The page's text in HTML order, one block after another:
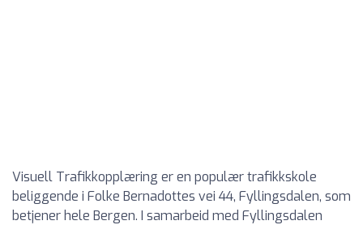
Visuell Trafikkopplæring er en populær trafikkskole
beliggende i Folke Bernadottes vei 44, Fyllingsdalen, som
betjener hele Bergen. I samarbeid med Fyllingsdalen